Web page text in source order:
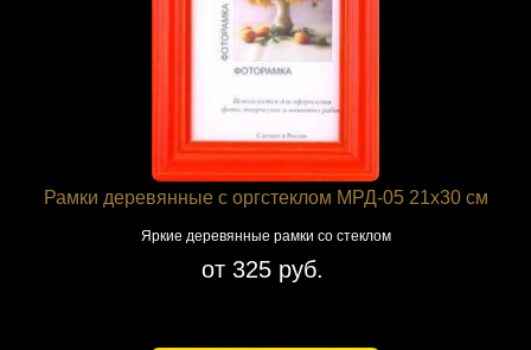
Рамки деревянные с оргстеклом МРД-05 21x30 см
Яркие деревянные рамки со стеклом
от 325 руб.